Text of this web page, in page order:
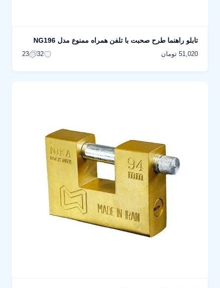
تابلو راهنما طرح صحبت با تلفن همراه ممنوع مدل NG196
51,020 تومان 32
23